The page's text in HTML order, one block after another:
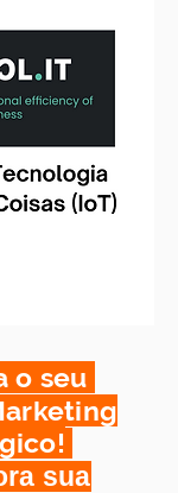
o seu
sua